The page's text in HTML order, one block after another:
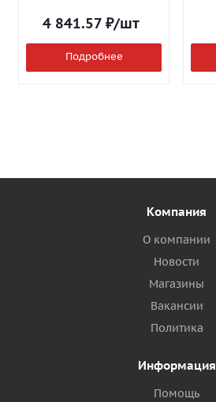
4 841.57 ₽/шт
Подробнее
Компания
О компании
Новости
Магазины
Вакансии
Политика
Информация
Помощь